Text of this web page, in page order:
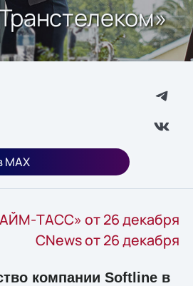
MAX
ТАСС» от 26 декабря
CNews от 26 декабря
компании Softline в